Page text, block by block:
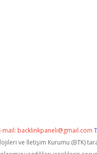
mail: backlinkpaneli@gmail.com
ve İletişim Kurumu